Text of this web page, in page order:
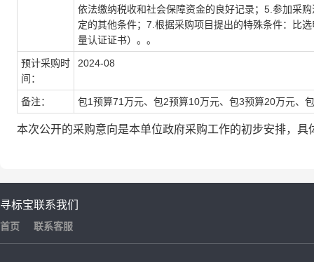
依法缴纳税收和社会保障资金的良好记录；5.参加采
定的其他条件；7.根据采购项目提出的特殊条件：比
量认证证书）。。
预计采购时
间：
2024-08
备注： 包1预算71万元、包2预算10万元、包3预算20万元、
本次公开的采购意向是本单位政府采购工作的初步安排，
寻标宝
首页
联系我们
联系客服